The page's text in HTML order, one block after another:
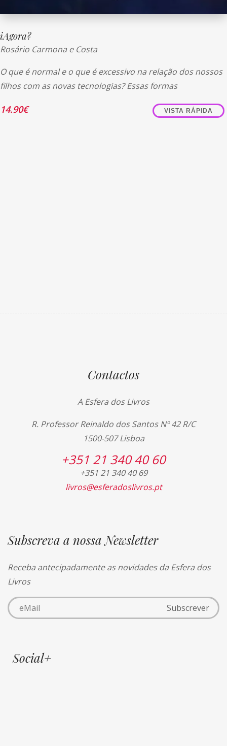
iAgora?
Rosário Carmona e Costa
O que é normal e o que é excessivo na relação dos nossos
filhos com as novas tecnologias? Essas formas
14.90€ VISTA RÁPIDA
Contactos
A Esfera dos Livros
R. Professor Reinaldo dos Santos Nº 42 R/C
1500-507 Lisboa
+351 21 340 40 60
+351 21 340 40 69
livros@esferadoslivros.pt
Subscreva a nossa Newsletter
Receba antecipadamente as novidades da Esfera dos
Livros
Social+